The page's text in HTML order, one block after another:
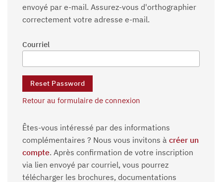
envoyé par e-mail. Assurez-vous d'orthographier
correctement votre adresse e-mail.
Courriel
Retour au formulaire de connexion
Êtes-vous intéressé par des informations
complémentaires ? Nous vous invitons à créer un
compte. Après confirmation de votre inscription
via lien envoyé par courriel, vous pourrez
télécharger les brochures, documentations